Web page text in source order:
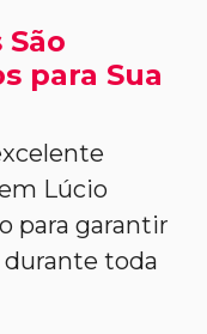
para Sua
Lúcio
para garantir
durante toda